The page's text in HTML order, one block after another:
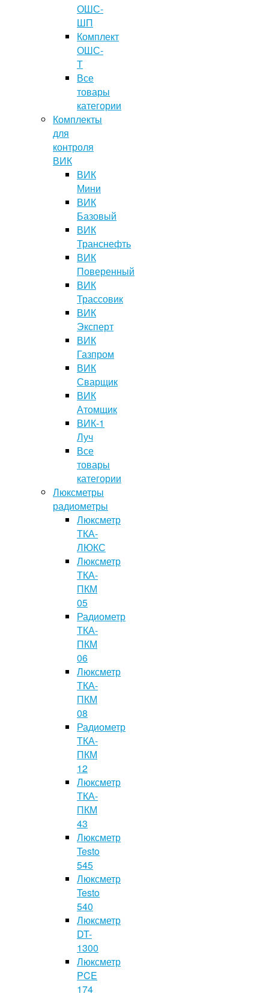
ОШС-
ШП
Комплект
ОШС-
Т
Все
товары
категории
Комплекты
для
контроля
ВИК
ВИК
Мини
ВИК
Базовый
ВИК
Транснефть
ВИК
Поверенный
ВИК
Трассовик
ВИК
Эксперт
ВИК
Газпром
ВИК
Сварщик
ВИК
Атомщик
ВИК-1
Луч
Все
товары
категории
Люксметры
радиометры
Люксметр
ТКА-
ЛЮКС
Люксметр
ТКА-
ПКМ
05
Радиометр
ТКА-
ПКМ
06
Люксметр
ТКА-
ПКМ
08
Радиометр
ТКА-
ПКМ
12
Люксметр
ТКА-
ПКМ
43
Люксметр
Testo
545
Люксметр
Testo
540
Люксметр
DT-
1300
Люксметр
PCE
174